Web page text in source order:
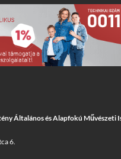
Általános és Alapfokú Művészeti
6.